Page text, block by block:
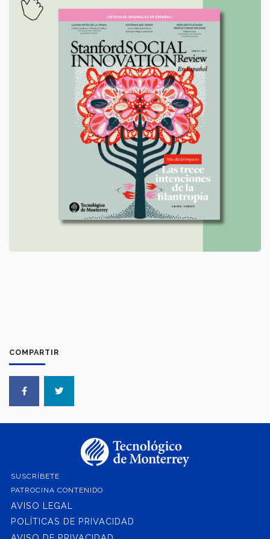
COMPARTIR
SUSCRÍBETE
PATROCINA CONTENIDO
AVISO LEGAL
POLÍTICAS DE PRIVACIDAD